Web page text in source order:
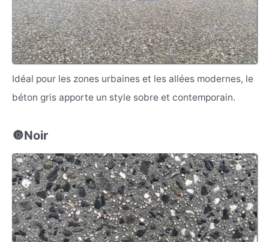
Idéal pour les zones urbaines et les allées modernes, le
béton gris apporte un style sobre et contemporain.
🔘Noir